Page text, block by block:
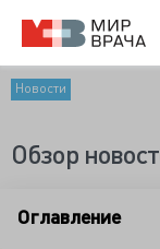
Новости
Обзор
Оглавление